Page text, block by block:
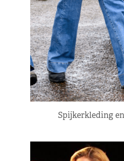
Spijkerkleding